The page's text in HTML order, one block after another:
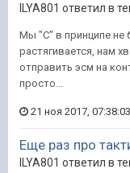
ILYA801 ответил в
Мы "С" в принципе не
растягивается, нам
отправить эсм на
просто...
21 ноя 2017, 07:38:03
Еще раз про
ILYA801 ответил в